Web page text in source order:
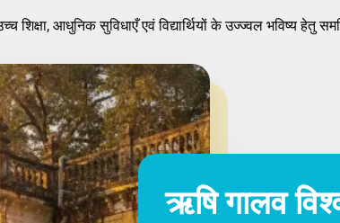
शिक्षा, आधुनिक सुविधाएँ एवं विद्यार्थियों के उज्ज्वल भविष्य हेतु
ऋषि गालव